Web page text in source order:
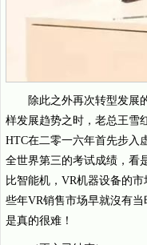
除此之外再次转型发展
样发展趋势之时，老总王雪
HTC在二零一六年首先步入
全世界第三的考试成绩，看
比智能机，VR机器设备的
些年VR销售市场早就沒有
是真的很难！